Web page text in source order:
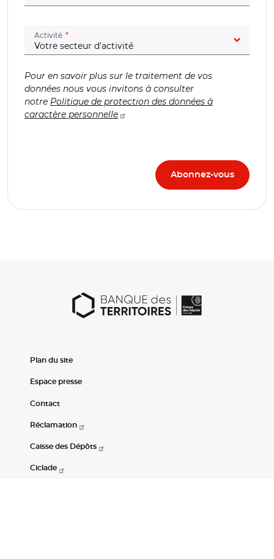
Activité (champ obligatoire)
Pour en savoir plus sur le traitement de vos
données nous vous invitons à consulter
notre Politique de protection des données à
caractère personnelle
Plan du site
Espace presse
Contact
Réclamation
Caisse des Dépôts
Ciclade